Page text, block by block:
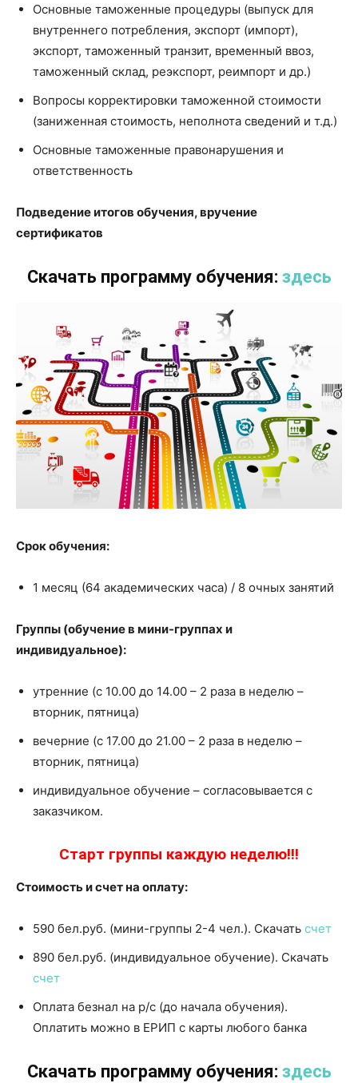
Основные таможенные процедуры (выпуск для
внутреннего потребления, экспорт (импорт),
экспорт, таможенный транзит, временный ввоз,
таможенный склад, реэкспорт, реимпорт и др.)
Вопросы корректировки таможенной стоимости
(заниженная стоимость, неполнота сведений и т.д.)
Основные таможенные правонарушения и
ответственность
Подведение итогов обучения, вручение
сертификатов
Скачать программу обучения: здесь
Срок обучения:
1 месяц (64 академических часа) / 8 очных занятий
Группы (обучение в мини-группах и
индивидуальное):
утренние (с 10.00 до 14.00 – 2 раза в неделю –
вторник, пятница)
вечерние (с 17.00 до 21.00 – 2 раза в неделю –
вторник, пятница)
индивидуальное обучение – согласовывается с
заказчиком.
Старт группы каждую неделю!!!
Стоимость и счет на оплату:
590 бел.руб. (мини-группы 2-4 чел.). Скачать счет
890 бел.руб. (индивидуальное обучение). Скачать
счет
Оплата безнал на р/c (до начала обучения).
Оплатить можно в ЕРИП с карты любого банка
Скачать программу обучения: здесь